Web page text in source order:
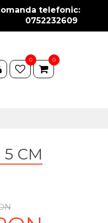
telefonic:
0752232609
0 0
CM